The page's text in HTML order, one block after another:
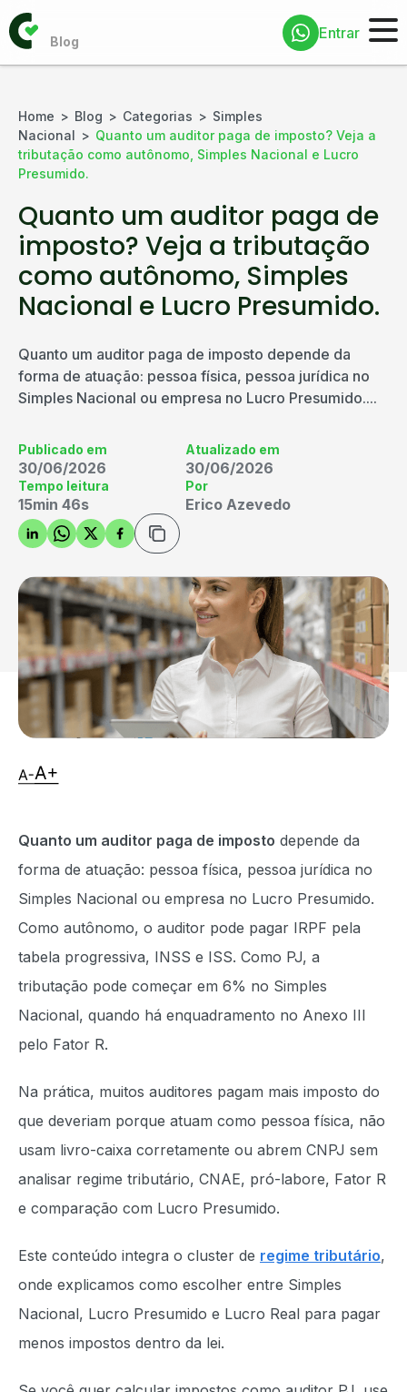
Entrar
Home Blog Categorias
Simples
Nacional
Quanto um auditor paga de imposto? Veja a
tributação como autônomo, Simples Nacional e Lucro
Presumido.
Quanto um auditor paga de
imposto? Veja a tributação
como autônomo, Simples
Nacional e Lucro Presumido.
Quanto um auditor paga de imposto depende da
forma de atuação: pessoa física, pessoa jurídica no
Simples Nacional ou empresa no Lucro Presumido....
Publicado em
30/06/2026
Atualizado em
30/06/2026
Tempo leitura
15min 46s
Por
Erico Azevedo
Quanto um auditor paga de imposto depende da
forma de atuação: pessoa física, pessoa jurídica no
Simples Nacional ou empresa no Lucro Presumido.
Como autônomo, o auditor pode pagar IRPF pela
tabela progressiva, INSS e ISS. Como PJ, a
tributação pode começar em 6% no Simples
Nacional, quando há enquadramento no Anexo III
pelo Fator R.
Na prática, muitos auditores pagam mais imposto do
que deveriam porque atuam como pessoa física, não
usam livro-caixa corretamente ou abrem CNPJ sem
analisar regime tributário, CNAE, pró-labore, Fator R
e comparação com Lucro Presumido.
Este conteúdo integra o cluster de regime tributário,
onde explicamos como escolher entre Simples
Nacional, Lucro Presumido e Lucro Real para pagar
menos impostos dentro da lei.